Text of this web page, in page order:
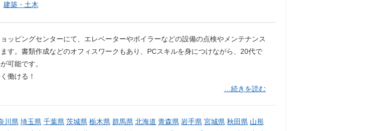
建築・土木
ッピングセンターにて、エレベーターやボイラーなどの設備の点検やメンテナンス
す。書類作成などのオフィスワークもあり、PCスキルを身につけながら、20代で
可能です。
働ける！
…続きを読む
川県 埼玉県 千葉県 茨城県 栃木県 群馬県 北海道 青森県 岩手県 宮城県 秋田県 山形